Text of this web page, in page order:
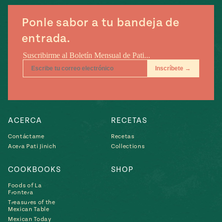
Ponle sabor a tu bandeja de
entrada.
ACERCA
Contáctame
Acera Pati Jinich
RECETAS
Recetas
Collections
COOKBOOKS
Foods of La
Frontera
Treasures of the
Mexican Table
Mexican Today
SHOP